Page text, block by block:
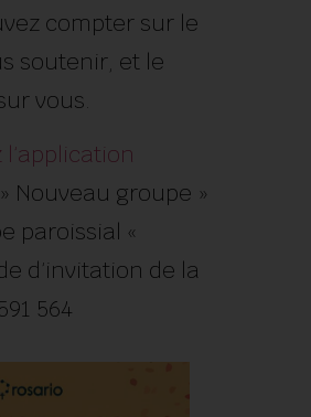
compter sur le
soutenir, et le
vous.
Nouveau groupe »
paroissial «
d’invitation de la
564